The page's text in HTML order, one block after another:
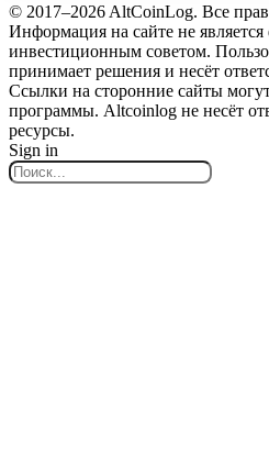
© 2017–2026 AltCoinLog. Все
Информация на сайте не
инвестиционным советом.
принимает решения и несёт
Ссылки на сторонние сайты
программы. Altcoinlog не несёт
ресурсы.
Sign in